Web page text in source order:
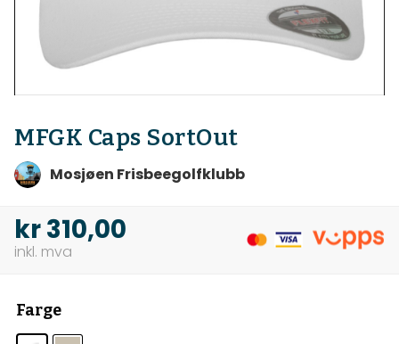
MFGK Caps SortOut
Mosjøen Frisbeegolfklubb
kr310,00
Farge